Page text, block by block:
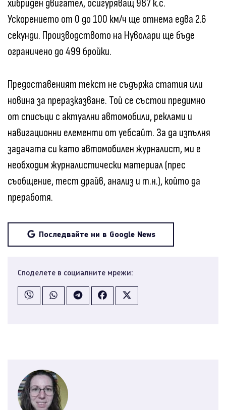
хибриден двигател, осигуряващ 987 к.с.
Ускорението от 0 до 100 км/ч ще отнема едва 2.6
секунди. Производството на Нуволари ще бъде
ограничено до 499 бройки.
Предоставеният текст не съдържа статия или
новина за преразказване. Той се състои предимно
от списъци с актуални автомобили, реклами и
навигационни елементи от уебсайт. За да изпълня
задачата си като автомобилен журналист, ми е
необходим журналистически материал (прес
съобщение, тест драйв, анализ и т.н.), който да
преработя.
Последвайте ни в Google News
Споделете в социалните мрежи: